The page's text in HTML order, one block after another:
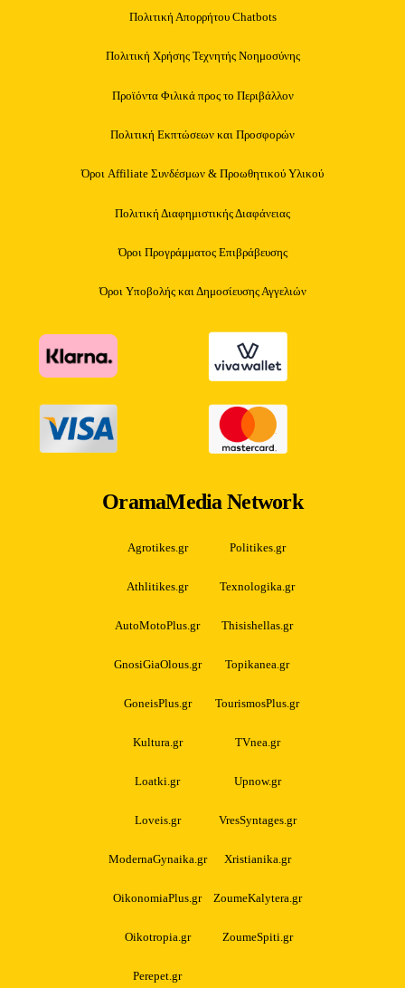
Πολιτική Απορρήτου Chatbots
Πολιτική Χρήσης Τεχνητής Νοημοσύνης
Προϊόντα Φιλικά προς το Περιβάλλον
Πολιτική Εκπτώσεων και Προσφορών
Όροι Affiliate Συνδέσμων & Προωθητικού Υλικού
Πολιτική Διαφημιστικής Διαφάνειας
Όροι Προγράμματος Επιβράβευσης
Όροι Υποβολής και Δημοσίευσης Αγγελιών
OramaMedia Network
Agrotikes.gr Politikes.gr
Athlitikes.gr Texnologika.gr
AutoMotoPlus.gr Thisishellas.gr
GnosiGiaOlous.gr Topikanea.gr
GoneisPlus.gr TourismosPlus.gr
Kultura.gr TVnea.gr
Loatki.gr Upnow.gr
Loveis.gr VresSyntages.gr
ModernaGynaika.gr Xristianika.gr
OikonomiaPlus.gr ZoumeKalytera.gr
Oikotropia.gr ZoumeSpiti.gr
Perepet.gr